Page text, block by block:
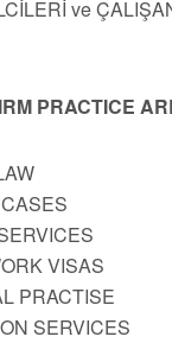
ve
PRACTICE
VISAS
PRACTISE
SERVICES